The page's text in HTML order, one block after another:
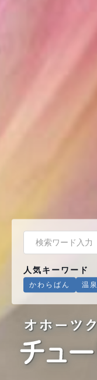
人気キーワード
かわらばん 温泉